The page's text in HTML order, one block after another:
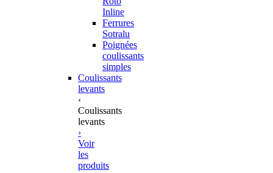
Inline
Ferrures
Sotralu
Poignées
coulissants
simples
Coulissants
levants
‹
Coulissants
levants
›
Voir
les
produits